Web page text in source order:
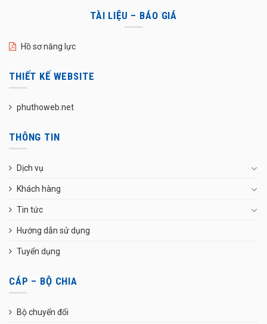
TÀI LIỆU – BÁO GIÁ
Hồ sơ năng lực
THIẾT KẾ WEBSITE
phuthoweb.net
THÔNG TIN
Dịch vụ
Khách hàng
Tin tức
Hướng dẫn sử dụng
Tuyển dụng
CÁP – BỘ CHIA
Bộ chuyển đổi